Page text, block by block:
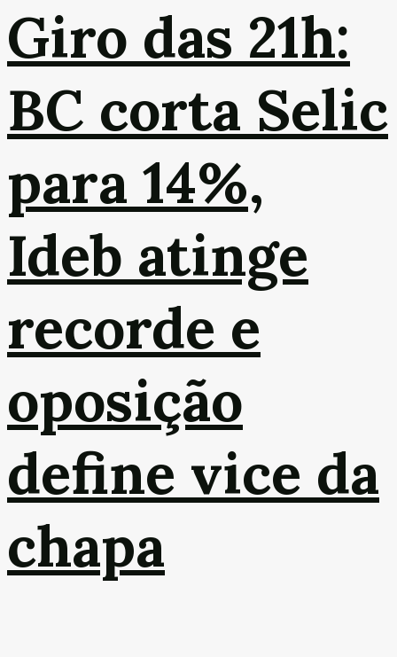
Giro das 21h:
BC corta Selic
para 14%,
Ideb atinge
recorde e
oposição
define vice da
chapa